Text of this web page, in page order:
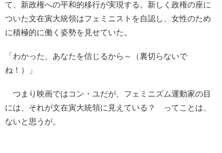
て、新政権への平和的移行が実現する。新しく政権の座に
ついた文在寅大統領はフェミニストを自認し、女性のため
に積極的に働く姿勢を見せていた。
「わかった、あなたを信じるから～（裏切らないで
ね！）」
つまり映画ではコン・ユだが、フェミニズム運動家の目
には、それが文在寅大統領に見えている？ ってことは、
ないと思うが。